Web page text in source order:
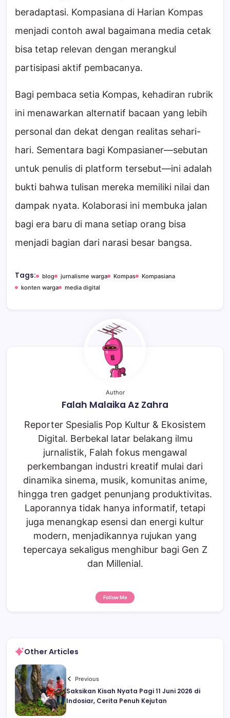
beradaptasi. Kompasiana di Harian Kompas
menjadi contoh awal bagaimana media cetak
bisa tetap relevan dengan merangkul
partisipasi aktif pembacanya.
Bagi pembaca setia Kompas, kehadiran rubrik
ini menawarkan alternatif bacaan yang lebih
personal dan dekat dengan realitas sehari-
hari. Sementara bagi Kompasianer—sebutan
untuk penulis di platform tersebut—ini adalah
bukti bahwa tulisan mereka memiliki nilai dan
dampak nyata. Kolaborasi ini membuka jalan
bagi era baru di mana setiap orang bisa
menjadi bagian dari narasi besar bangsa.
Tags: blog jurnalisme warga Kompas
Kompasiana
konten warga
media digital
Author
Falah Malaika Az Zahra
Reporter Spesialis Pop Kultur & Ekosistem
Digital. Berbekal latar belakang ilmu
jurnalistik, Falah fokus mengawal
perkembangan industri kreatif mulai dari
dinamika sinema, musik, komunitas anime,
hingga tren gadget penunjang produktivitas.
Laporannya tidak hanya informatif, tetapi
juga menangkap esensi dan energi kultur
modern, menjadikannya rujukan yang
tepercaya sekaligus menghibur bagi Gen Z
dan Millenial.
Follow Me
Other Articles
Previous
Saksikan Kisah Nyata Pagi 11 Juni 2026 di
Indosiar, Cerita Penuh Kejutan